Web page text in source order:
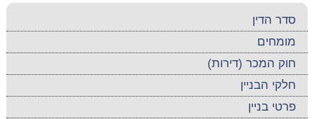
סדר הדין
מומחים
חוק המכר (דירות)
חלקי הבניין
פרטי בניין